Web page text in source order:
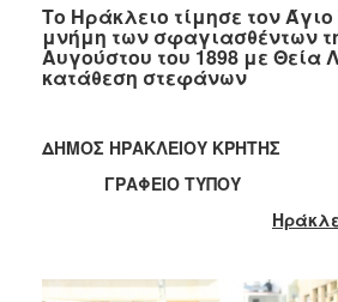
2022
2021
2019
2018
2015
Το Ηράκλειο τίμησε τον Άγιο
μνήμη των σφαγιασθέντων
Αυγούστου του 1898 με Θεία
κατάθεση στεφάνων
ΔΗΜΟΣ ΗΡΑΚΛΕΙΟΥ ΚΡΗΤΗΣ
ΓΡΑΦΕΙΟ ΤΥΠΟΥ